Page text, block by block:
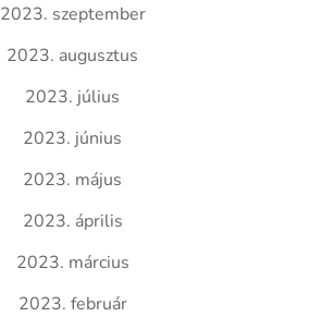
2023. szeptember
2023. augusztus
2023. július
2023. június
2023. május
2023. április
2023. március
2023. február